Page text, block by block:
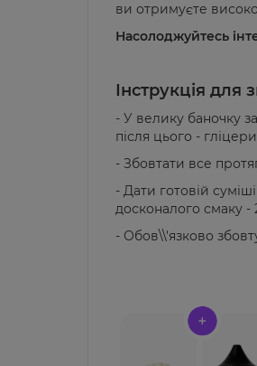
ви отримуєте
Насолоджуйтесь
Інструкція для
- У велику баночку
після цього -
- Збовтати все
- Дати готовій
досконалого смаку -
- Обов\\'язково